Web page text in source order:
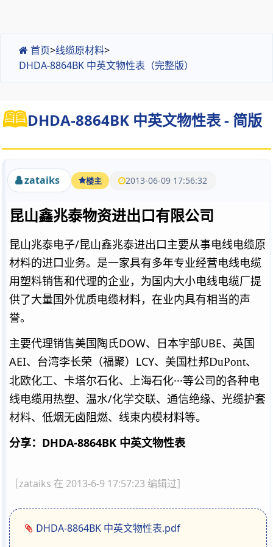
首页>线缆原材料>
DHDA-8864BK 中英文物性表（完整版）
DHDA-8864BK 中英文物性表 - 简版
zataiks 楼主 2013-06-09 17:56:32
昆山鑫兆泰物资进出口有限公司
昆山兆泰电子/昆山鑫兆泰进出口主要从事电线电缆原
材料的进口业务。是一家具有多年专业经营电线电缆
用塑料销售和代理的企业，为国内大小电线电缆厂提
供了大量国外优质电缆材料，在业内具有相当的声
誉。
主要代理销售美国陶氏DOW、日本宇部UBE、英国
AEI、台湾李长荣（福聚）LCY、美国杜邦DuPont、
北欧化工、卡塔尔石化、上海石化···等公司的各种电
线电缆用热塑、温水/化学交联、通信绝缘、光缆护套
材料、低烟无卤阻燃、线束内模材料等。
分享：DHDA-8864BK 中英文物性表
［zataiks 在 2013-6-9 17:57:23 编辑过］
DHDA-8864BK 中英文物性表.pdf